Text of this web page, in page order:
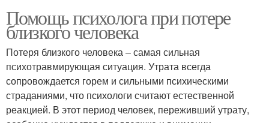
Помощь психолога при потере
близкого человека
Потеря близкого человека – самая сильная
психотравмирующая ситуация. Утрата всегда
сопровождается горем и сильными психическими
страданиями, что психологи считают естественной
реакцией. В этот период человек, переживший утрату,